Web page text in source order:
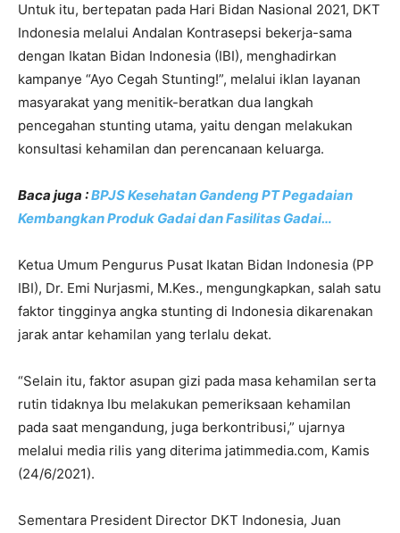
Untuk itu, bertepatan pada Hari Bidan Nasional 2021, DKT
Indonesia melalui Andalan Kontrasepsi bekerja-sama
dengan Ikatan Bidan Indonesia (IBI), menghadirkan
kampanye “Ayo Cegah Stunting!”, melalui iklan layanan
masyarakat yang menitik-beratkan dua langkah
pencegahan stunting utama, yaitu dengan melakukan
konsultasi kehamilan dan perencanaan keluarga.
Baca juga :BPJS Kesehatan Gandeng PT Pegadaian
Kembangkan Produk Gadai dan Fasilitas Gadai…
Ketua Umum Pengurus Pusat Ikatan Bidan Indonesia (PP
IBI), Dr. Emi Nurjasmi, M.Kes., mengungkapkan, salah satu
faktor tingginya angka stunting di Indonesia dikarenakan
jarak antar kehamilan yang terlalu dekat.
“Selain itu, faktor asupan gizi pada masa kehamilan serta
rutin tidaknya Ibu melakukan pemeriksaan kehamilan
pada saat mengandung, juga berkontribusi,” ujarnya
melalui media rilis yang diterima jatimmedia.com, Kamis
(24/6/2021).
Sementara President Director DKT Indonesia, Juan